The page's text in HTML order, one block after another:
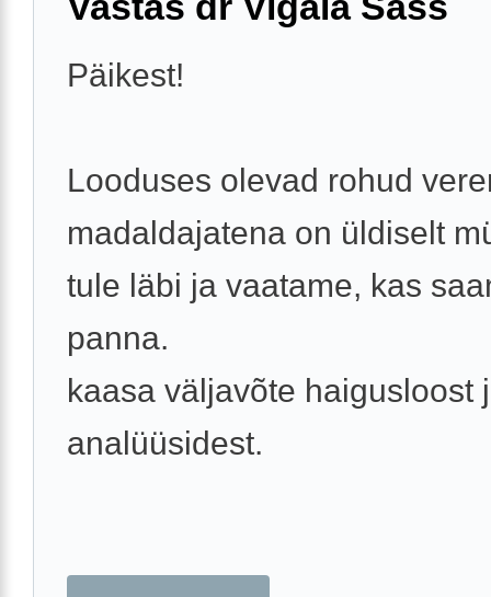
Päikest!
Looduses olevad rohud
madaldajatena on üldiselt
tule läbi ja vaatame, kas
panna.
kaasa väljavõte haigusloost
analüüsidest.